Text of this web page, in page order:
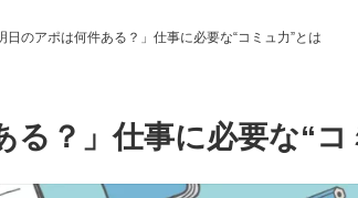
日のアポは何件ある？」仕事に必要な“コミュ力”とは
る？」仕事に必要な“